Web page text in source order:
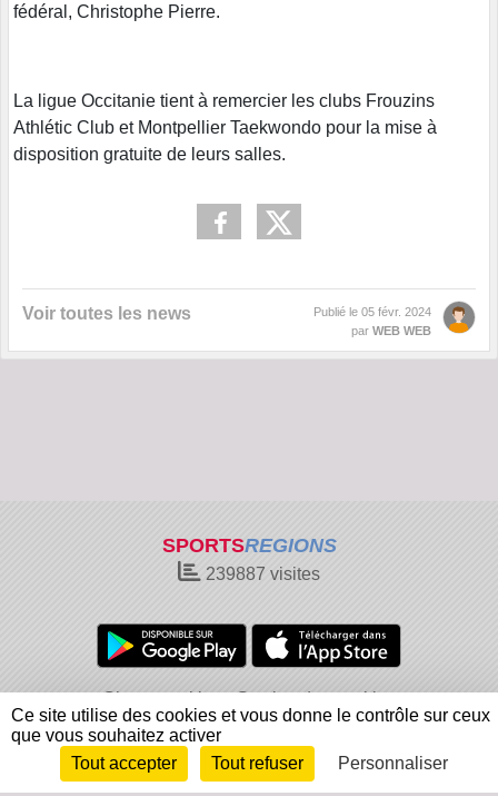
fédéral, Christophe Pierre.
La ligue Occitanie tient à remercier les clubs Frouzins
Athlétic Club et Montpellier Taekwondo pour la mise à
disposition gratuite de leurs salles.
Voir toutes les news Publié le 05 févr. 2024
par WEB WEB
SPORTSREGIONS
239887 visites
Charte cookies
Gestion des cookies
Informations légales
Signaler un contenu inapproprié
Envie de participer ? Connexion
Ce site utilise des cookies et vous donne le contrôle sur ceux
que vous souhaitez activer
Tout accepter
Tout refuser Personnaliser